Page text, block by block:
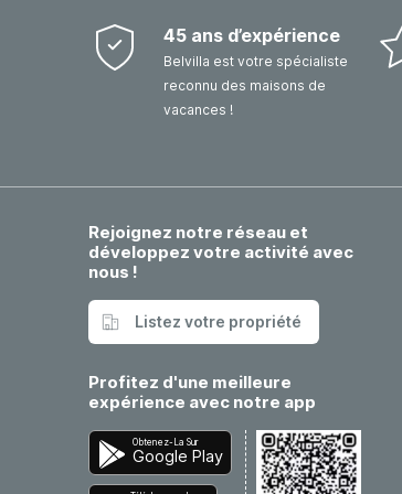
45 ans d’expérience
Belvilla est votre spécialiste
reconnu des maisons de
vacances !
Rejoignez notre réseau et
développez votre activité avec
nous !
Listez votre propriété
Profitez d'une meilleure
expérience avec notre app
Obtenez-La Sur
Google Play